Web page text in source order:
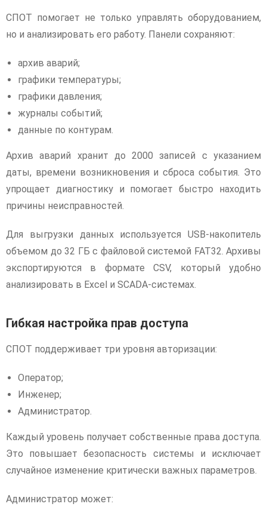
СПОТ помогает не только управлять оборудованием,
но и анализировать его работу. Панели сохраняют:
архив аварий;
графики температуры;
графики давления;
журналы событий;
данные по контурам.
Архив аварий хранит до 2000 записей с указанием
даты, времени возникновения и сброса события. Это
упрощает диагностику и помогает быстро находить
причины неисправностей.
Для выгрузки данных используется USB-накопитель
объемом до 32 ГБ с файловой системой FAT32. Архивы
экспортируются в формате CSV, который удобно
анализировать в Excel и SCADA-системах.
Гибкая настройка прав доступа
СПОТ поддерживает три уровня авторизации:
Оператор;
Инженер;
Администратор.
Каждый уровень получает собственные права доступа.
Это повышает безопасность системы и исключает
случайное изменение критически важных параметров.
Администратор может: